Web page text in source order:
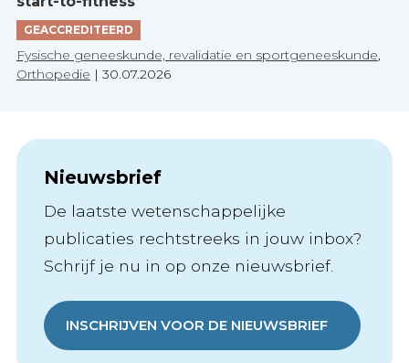
GEACCREDITEERD
Fysische geneeskunde, revalidatie en sportgeneeskunde
Orthopedie | 30.07.2026
Nieuwsbrief
De laatste wetenschappelijke
publicaties rechtstreeks in jouw inbox?
Schrijf je nu in op onze nieuwsbrief.
INSCHRIJVEN VOOR DE NIEUWSBRIEF